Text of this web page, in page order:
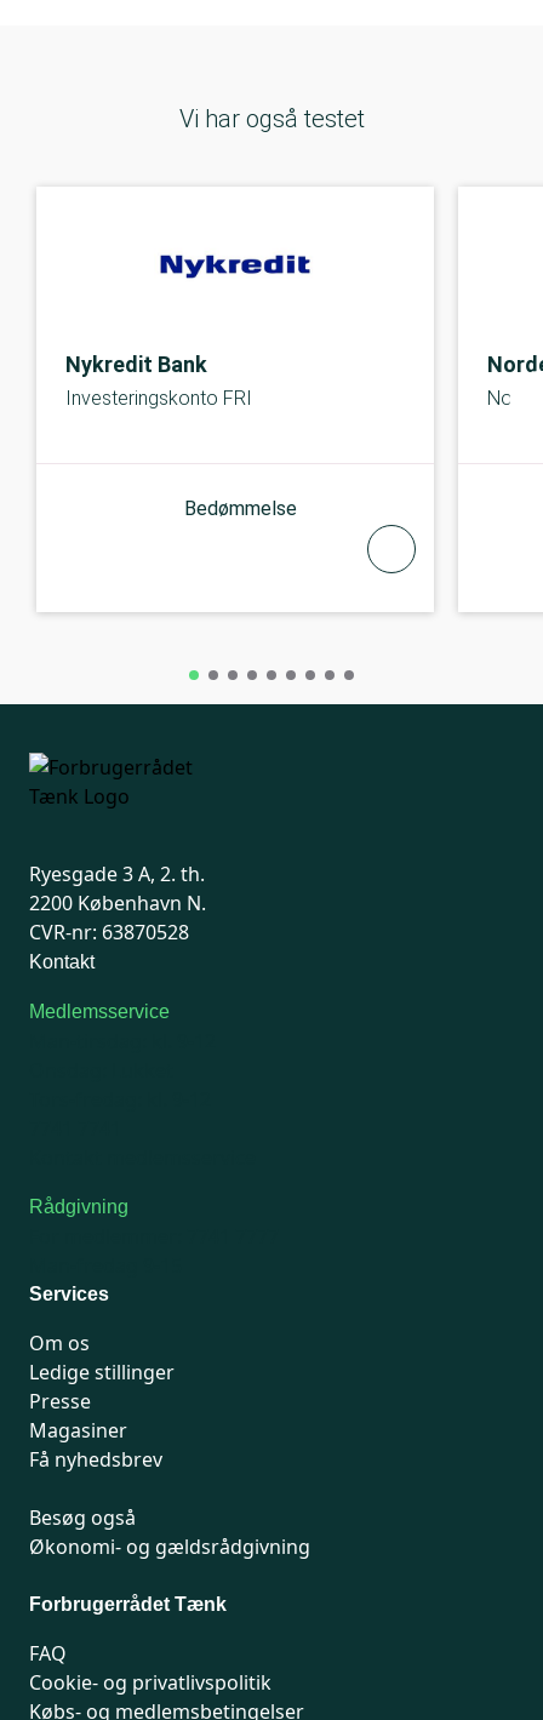
Vi har også testet
Nykredit Bank
Investeringskonto FRI
Bedømmelse
Nora
Ryesgade 3 A, 2. th.
2200 København N.
CVR-nr: 63870528
Kontakt
Medlemsservice
Rådgivning
Services
Om os
Ledige stillinger
Presse
Magasiner
Få nyhedsbrev
Besøg også
Økonomi- og gældsrådgivning
Forbrugerrådet Tænk
FAQ
Cookie- og privatlivspolitik
Købs- og medlemsbetingelser